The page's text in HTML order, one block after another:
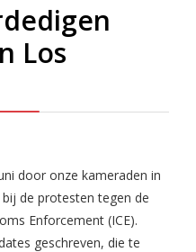
Los
door onze kameraden in
de protesten tegen de
Enforcement (ICE).
geschreven, die te